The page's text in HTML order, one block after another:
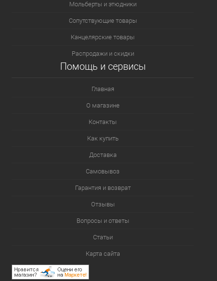
Мольберты и этюдники
Сопутствующие товары
Канцелярские товары
Распродажи и скидки
Помощь и сервисы
Главная
О магазине
Контакты
Как купить
Доставка
Самовывоз
Гарантия и возврат
Отзывы
Вопросы и ответы
Статьи
Карта сайта